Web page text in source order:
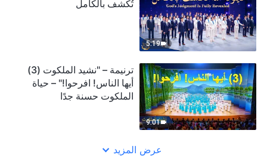
5:19
تُكشف بالكامل
9:01
ترنيمة – "نشيد الملكوت (3)
أيها الناس! افرحوا!" – حياة
الملكوت حسنة جدًا
عرض المزيد